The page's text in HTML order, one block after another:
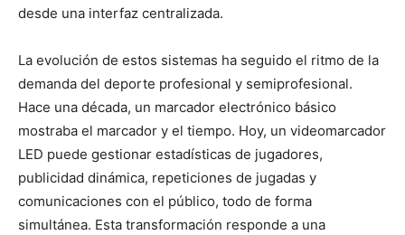
desde una interfaz centralizada.
La evolución de estos sistemas ha seguido el ritmo de la
demanda del deporte profesional y semiprofesional.
Hace una década, un marcador electrónico básico
mostraba el marcador y el tiempo. Hoy, un videomarcador
LED puede gestionar estadísticas de jugadores,
publicidad dinámica, repeticiones de jugadas y
comunicaciones con el público, todo de forma
simultánea. Esta transformación responde a una